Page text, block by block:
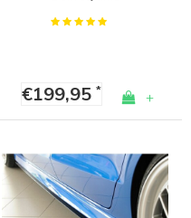
€199,95* +